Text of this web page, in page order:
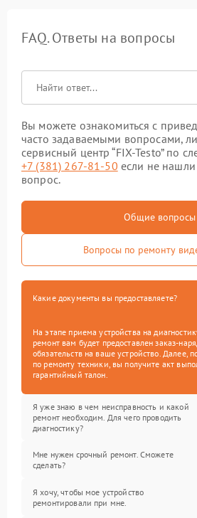
FAQ. Ответы на вопросы
Вы можете ознакомиться с
часто задаваемыми вопросами,
сервисный центр “FIX-Testo” по
+7 (381) 267-81-50 если не нашли
вопрос.
Общие вопросы
Вопросы по ремонту
Какие документы вы предоставляете?
На этапе приема устройства на
ремонт вам будет предоставлен заказ-
обязательств на ваше устройство. Далее,
по ремонту техники, вы получите акт
гарантийный талон.
Я уже знаю в чем неисправность и какой
ремонт необходим. Для чего проводить
диагностику?
Мне нужен срочный ремонт. Сможете
сделать?
Я хочу, чтобы мое устройство
ремонтировали при мне.